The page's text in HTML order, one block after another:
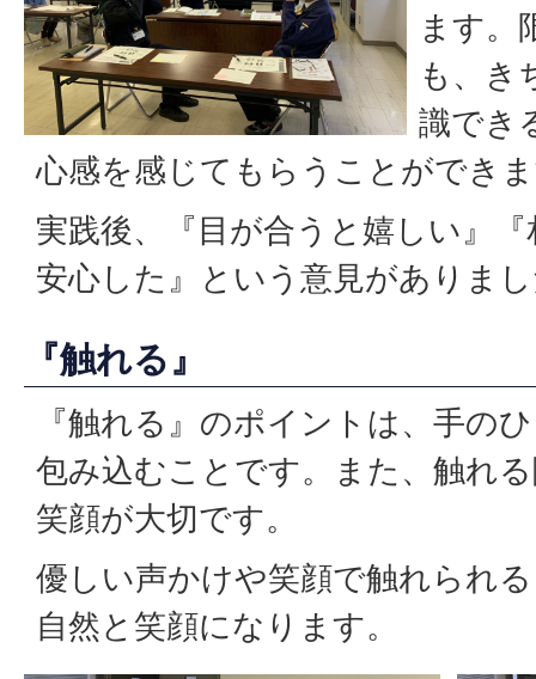
ます。
も、き
識でき
心感を感じてもらうことができ
実践後、『目が合うと嬉しい』
安心した』という意見がありま
『触れる』
『触れる』のポイントは、手の
包み込むことです。また、触れ
笑顔が大切です。
優しい声かけや笑顔で触れられ
自然と笑顔になります。